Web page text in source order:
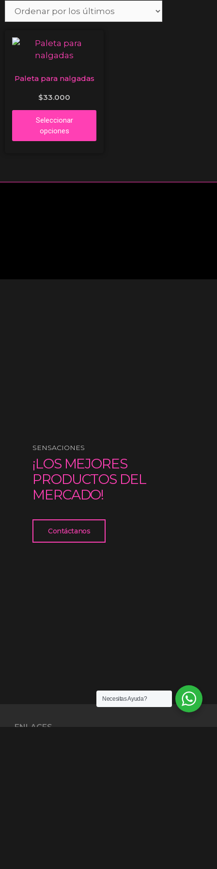
Paleta para nalgadas
$33.000
Seleccionar
opciones
SENSACIONES
¡LOS MEJORES
PRODUCTOS DEL
MERCADO!
Contáctanos
ENLACES
Necesitas Ayuda?